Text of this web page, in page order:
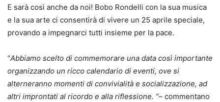
E sarà così anche da noi! Bobo Rondelli con la sua musica
e la sua arte ci consentirà di vivere un 25 aprile speciale,
provando a impegnarci tutti insieme per la pace.
“Abbiamo scelto di commemorare una data così importante
organizzando un ricco calendario di eventi, ove si
alterneranno momenti di convivialità e socializzazione, ad
altri improntati al ricordo e alla riflessione. “– commentano